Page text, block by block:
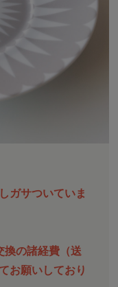
ガサついていま
換の諸経費（送
お願いしており